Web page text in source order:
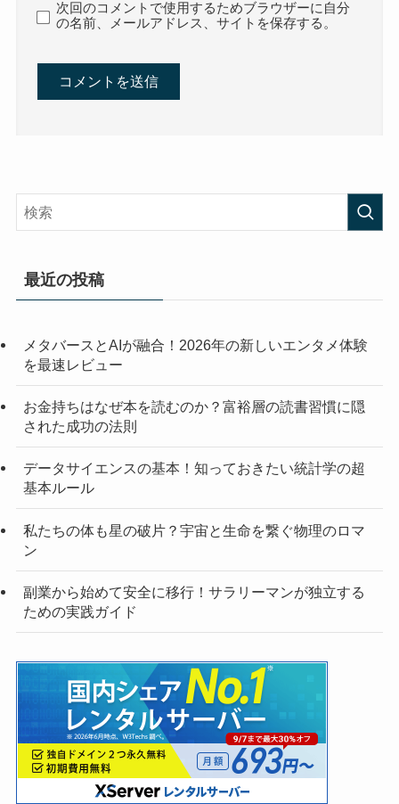
次回のコメントで使用するためブラウザーに自分
の名前、メールアドレス、サイトを保存する。
最近の投稿
メタバースとAIが融合！2026年の新しいエンタメ体験
を最速レビュー
お金持ちはなぜ本を読むのか？富裕層の読書習慣に隠
された成功の法則
データサイエンスの基本！知っておきたい統計学の超
基本ルール
私たちの体も星の破片？宇宙と生命を繋ぐ物理のロマ
ン
副業から始めて安全に移行！サラリーマンが独立する
ための実践ガイド